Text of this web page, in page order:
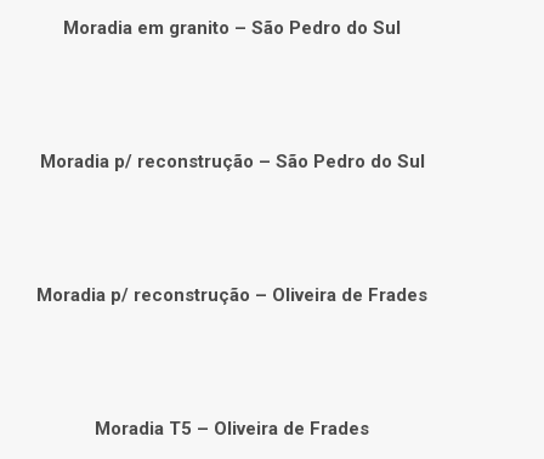
Moradia em granito – São Pedro do Sul
Moradia p/ reconstrução – São Pedro do Sul
Moradia p/ reconstrução – Oliveira de Frades
Moradia T5 – Oliveira de Frades